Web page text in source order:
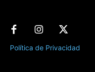
Política de Privacidad